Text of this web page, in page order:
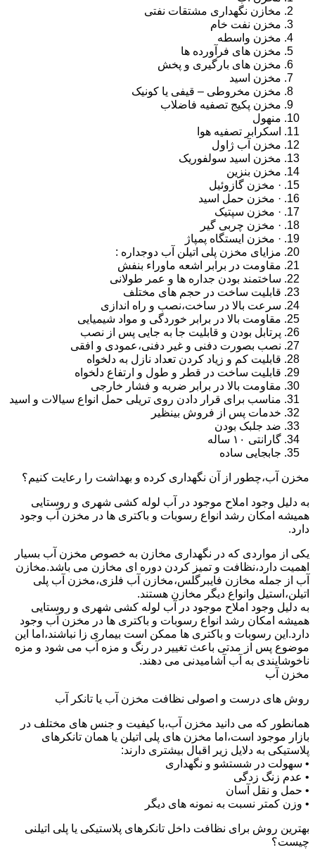
مخازن نگهداری مشتقات نفتی
مخزن نفت خام
مخزن واسطه
مخزن های فرآورده ها
مخزن های بارگیری و پخش
مخزن اسید
مخزن مخروطی – قیفی یا کونیک
مخزن پکیج تصفیه فاضلاب
منهول
اسکرابر تصفیه هوا
مخزن آب ژاول
مخزن اسید سولفوریک
مخزن بنزین
· مخزن گازوئیل
· مخزن حمل اسید
· مخزن سپتیک
· مخزن چربی گیر
· مخزن ایستگاه پمپاژ
مزایای مخزن پلی اتیلن آب دوجداره :
مقاومت در برابر اشعه ماوراء بنفش
ساختمند بودن جداره ها و عمر طولانی
قابلیت ساخت در حجم های مختلف
سرعت بالا در ساخت،نصب و راه اندازی
مقاومت بالا در برابر خوردگی و مواد شیمیایی
پرتابل بودن و قابلیت جا به جایی پس از نصب
نصب بصورت دفنی و غیر دفنی،عمودی و افقی
قابلیت کم و زیاد کردن تعداد نازل به دلخواه
قابلیت ساخت در قطر و طول و ارتفاع دلخواه
مقاومت بالا در برابر ضربه و فشار خارجی
مناسب برای قرار دادن روی تریلی حمل انواع سیالات و اسید
خدمات پس از فروش بینظیر
ضد جلبک بودن
گارانتی ۱۰ ساله
جابجایی ساده
مخزن آب،چطور از آن نگهداری کرده و بهداشت را رعایت کنیم؟
به دلیل وجود املاح موجود در آب لوله کشی شهری و روستایی
همیشه امکان رشد انواع رسوبات و باکتری ها در مخزن آب وجود
دارد.
یکی از مواردی که در نگهداری مخازن به خصوص مخزن آب بسیار
اهمیت دارد،نظافت و تمیز کردن دوره ای مخازن می باشد.مخازن
آب از جمله مخازن فایبرگلس،مخازن آب فلزی،مخزن آب پلی
اتیلن،استیل وانواع دیگر مخازن هستند.
به دلیل وجود املاح موجود در آب لوله کشی شهری و روستایی
همیشه امکان رشد انواع رسوبات و باکتری ها در مخزن آب وجود
دارد.این رسوبات و باکتری ها ممکن است بیماری زا نباشند،اما این
موضوع پس از مدتی باعث تغییر در رنگ و مزه آب می شود و مزه
ناخوشایندی به آب آشامیدنی می دهند.
مخزن آب
روش های درست و اصولی نظافت مخزن آب یا تانکر آب
همانطور که می دانید مخزن آب،با کیفیت و جنس های مختلف در
بازار موجود است،اما مخزن های پلی اتیلن یا همان تانکرهای
پلاستیکی به دلایل زیر اقبال بیشتری دارند:
• سهولت در شستشو و نگهداری
• عدم زنگ زدگی
• حمل و نقل آسان
• وزن کمتر نسبت به نمونه های دیگر
بهترین روش برای نظافت داخل تانکرهای پلاستیکی یا پلی اتیلنی
چیست؟